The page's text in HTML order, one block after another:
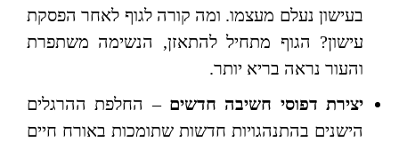
בעישון נעלם מעצמו. ומה קורה לגוף לאחר הפסקת
עישון? הגוף מתחיל להתאזן, הנשימה משתפרת
והעור נראה בריא יותר.
יצירת דפוסי חשיבה חדשים – החלפת ההרגלים
הישנים בהתנהגויות חדשות שתומכות באורח חיים